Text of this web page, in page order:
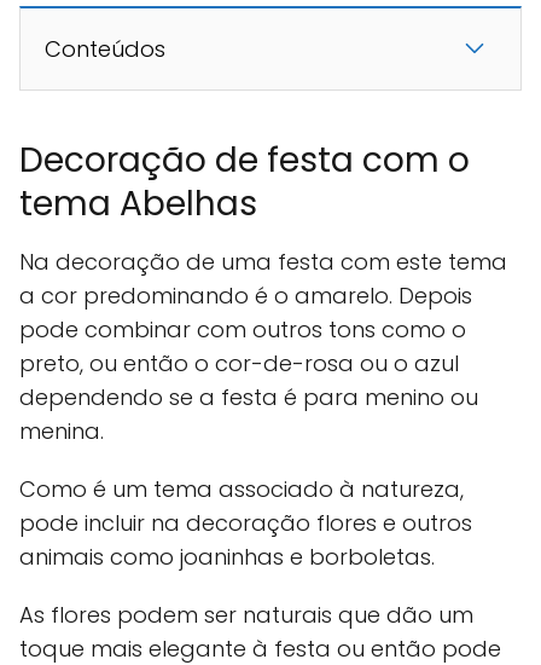
Conteúdos
Decoração de festa com o
tema Abelhas
Na decoração de uma festa com este tema
a cor predominando é o amarelo. Depois
pode combinar com outros tons como o
preto, ou então o cor-de-rosa ou o azul
dependendo se a festa é para menino ou
menina.
Como é um tema associado à natureza,
pode incluir na decoração flores e outros
animais como joaninhas e borboletas.
As flores podem ser naturais que dão um
toque mais elegante à festa ou então pode